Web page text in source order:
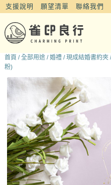
支援說明 願望清單 聯絡我們
首頁 /全部用途/婚禮/現成結婚書約夾
粉)